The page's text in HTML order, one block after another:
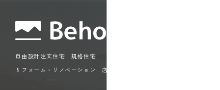
自由設計注文住宅 規格住宅
リフォーム・リノベーション 店舗住宅